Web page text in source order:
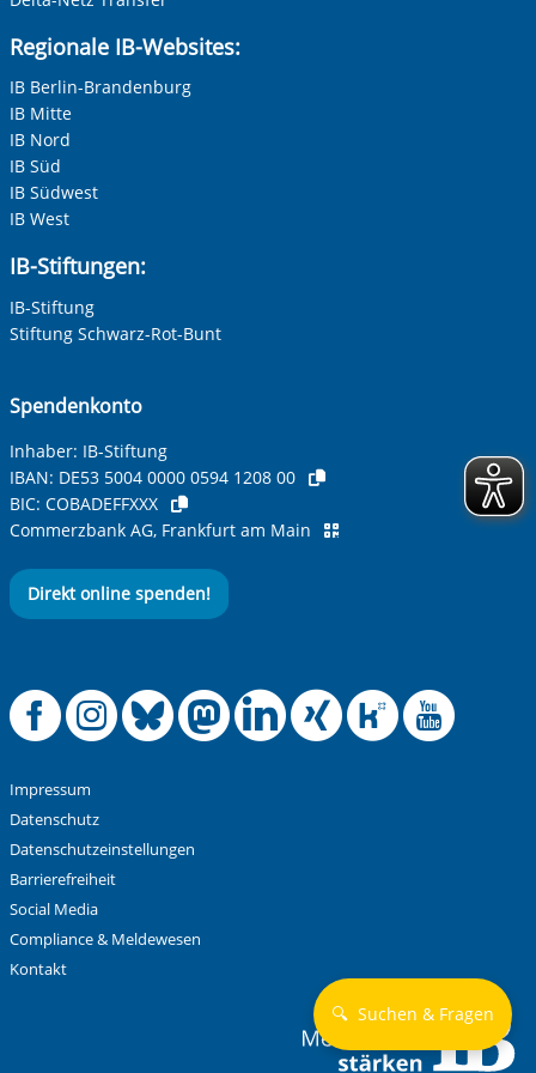
Regionale IB-Websites:
IB Berlin-Brandenburg
IB Mitte
IB Nord
IB Süd
IB Südwest
IB West
IB-Stiftungen:
IB-Stiftung
Stiftung Schwarz-Rot-Bunt
Spendenkonto
Inhaber: IB-Stiftung
IBAN: DE53 5004 0000 0594 1208 00
BIC: COBADEFFXXX
Commerzbank AG, Frankfurt am Main
Direkt online spenden!
Offizielle
Offizielle
Offizielle
Offizielle
Offizielle
Impressum
Datenschutz
Datenschutzeinstellungen
Barrierefreiheit
Social Media
Compliance & Meldewesen
Kontakt
🔍 Suchen & Fragen